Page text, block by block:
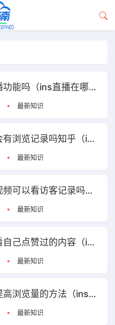
ins有直播功能吗（ins直播在哪儿）
• 最新知识
ins视频会有浏览记录吗知乎（ins视频会显示浏览记录吗）
• 最新知识
ins上的视频可以看访客记录吗（ins上的视频可以看访客记录吗）
• 最新知识
ins如何看自己点赞过的内容（ins里面怎么看自己点赞的）
• 最新知识
ins怎么提高浏览量的方法（instagram如何增加访问量）
• 最新知识